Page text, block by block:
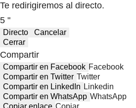
Te redirigiremos al directo.
5 "
Directo
Cancelar
Cerrar
Compartir
Compartir en Facebook Facebook
Compartir en Twitter Twitter
Compartir en LinkedIn Linkedin
Compartir en WhatsApp WhatsApp